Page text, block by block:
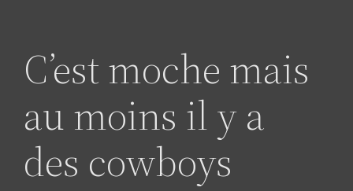
C’est moche mais
au moins il y a
des cowboys